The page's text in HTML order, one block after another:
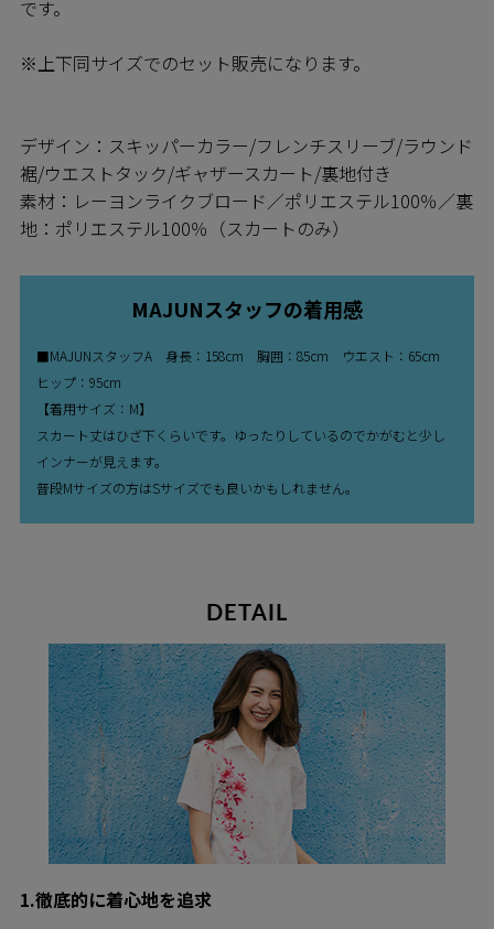
です。
※上下同サイズでのセット販売になります。
デザイン：スキッパーカラー/フレンチスリーブ/ラウンド
裾/ウエストタック/ギャザースカート/裏地付き
素材：レーヨンライクブロード／ポリエステル100％／裏
地：ポリエステル100％（スカートのみ）
MAJUNスタッフの着用感
■MAJUNスタッフA 身長：158cm 胸囲：85cm ウエスト：65cm
ヒップ：95cm
【着用サイズ：M】
スカート丈はひざ下くらいです。ゆったりしているのでかがむと少し
インナーが見えます。
普段Mサイズの方はSサイズでも良いかもしれません。
DETAIL
1.徹底的に着心地を追求